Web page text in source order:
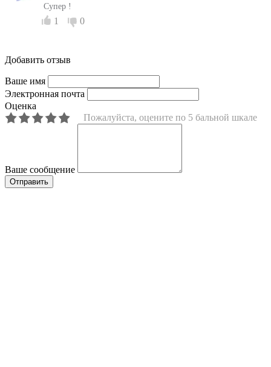
Супер !
1 0
Добавить отзыв
Ваше имя
Электронная почта
Оценка
Пожалуйста, оцените по 5 бальной шкале
Ваше сообщение